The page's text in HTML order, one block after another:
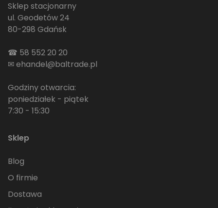
Sklep stacjonarny
ul. Geodetów 24
80-298 Gdańsk
☎ 58 552 20 20
✉ehandel@baltrade.pl
Godziny otwarcia:
poniedziałek - piątek
7:30 - 15:30
Sklep
Blog
O firmie
Dostawa